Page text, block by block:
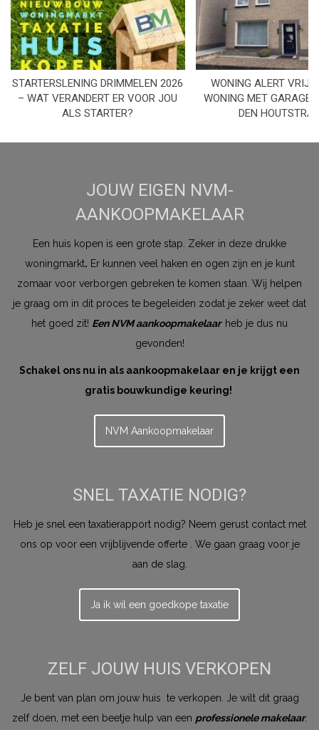
STARTERSLENING DRIMMELEN 2026
– WAT VERANDERT ER VOOR JOU
ALS STARTER?
WONING ALERT
WONING MET GARAGE
DEN
JOUW EIGEN NVM-
AANKOOPMAKELAAR
Een huis kopen is een grote stap. Zeker in deze drukke
woningmarkt. Er kunnen veel haken en ogen zijn en je kunt
zomaar voor verborgen gebreken te komen staan. Wij helpen
je graag om in dit proces te begeleiden zodat je zeker weet dat
het goed zit! Een NVM aankoopmakelaar heb je dus nu
gevonden!
Schakel ons nu in als aankoopmakelaar en je krijgt een
gratis bouwkundige keuring!
NVM Aankoopmakelaar
SNEL TAXATIE NODIG?
Heb je snel een taxatierapport nodig? Neem gerust contact met
ons op voor een vrijblijvende offerte . We gaan graag voor je
aan de slag.
Ja ik wil een goedkope taxatie
ZELF JOUW HUIS VERKOPEN
Je bent van plan om jouw huis te verkopen. Je wilt dit graag
zelf doen, met een beetje hulp van een professionele makelaar.